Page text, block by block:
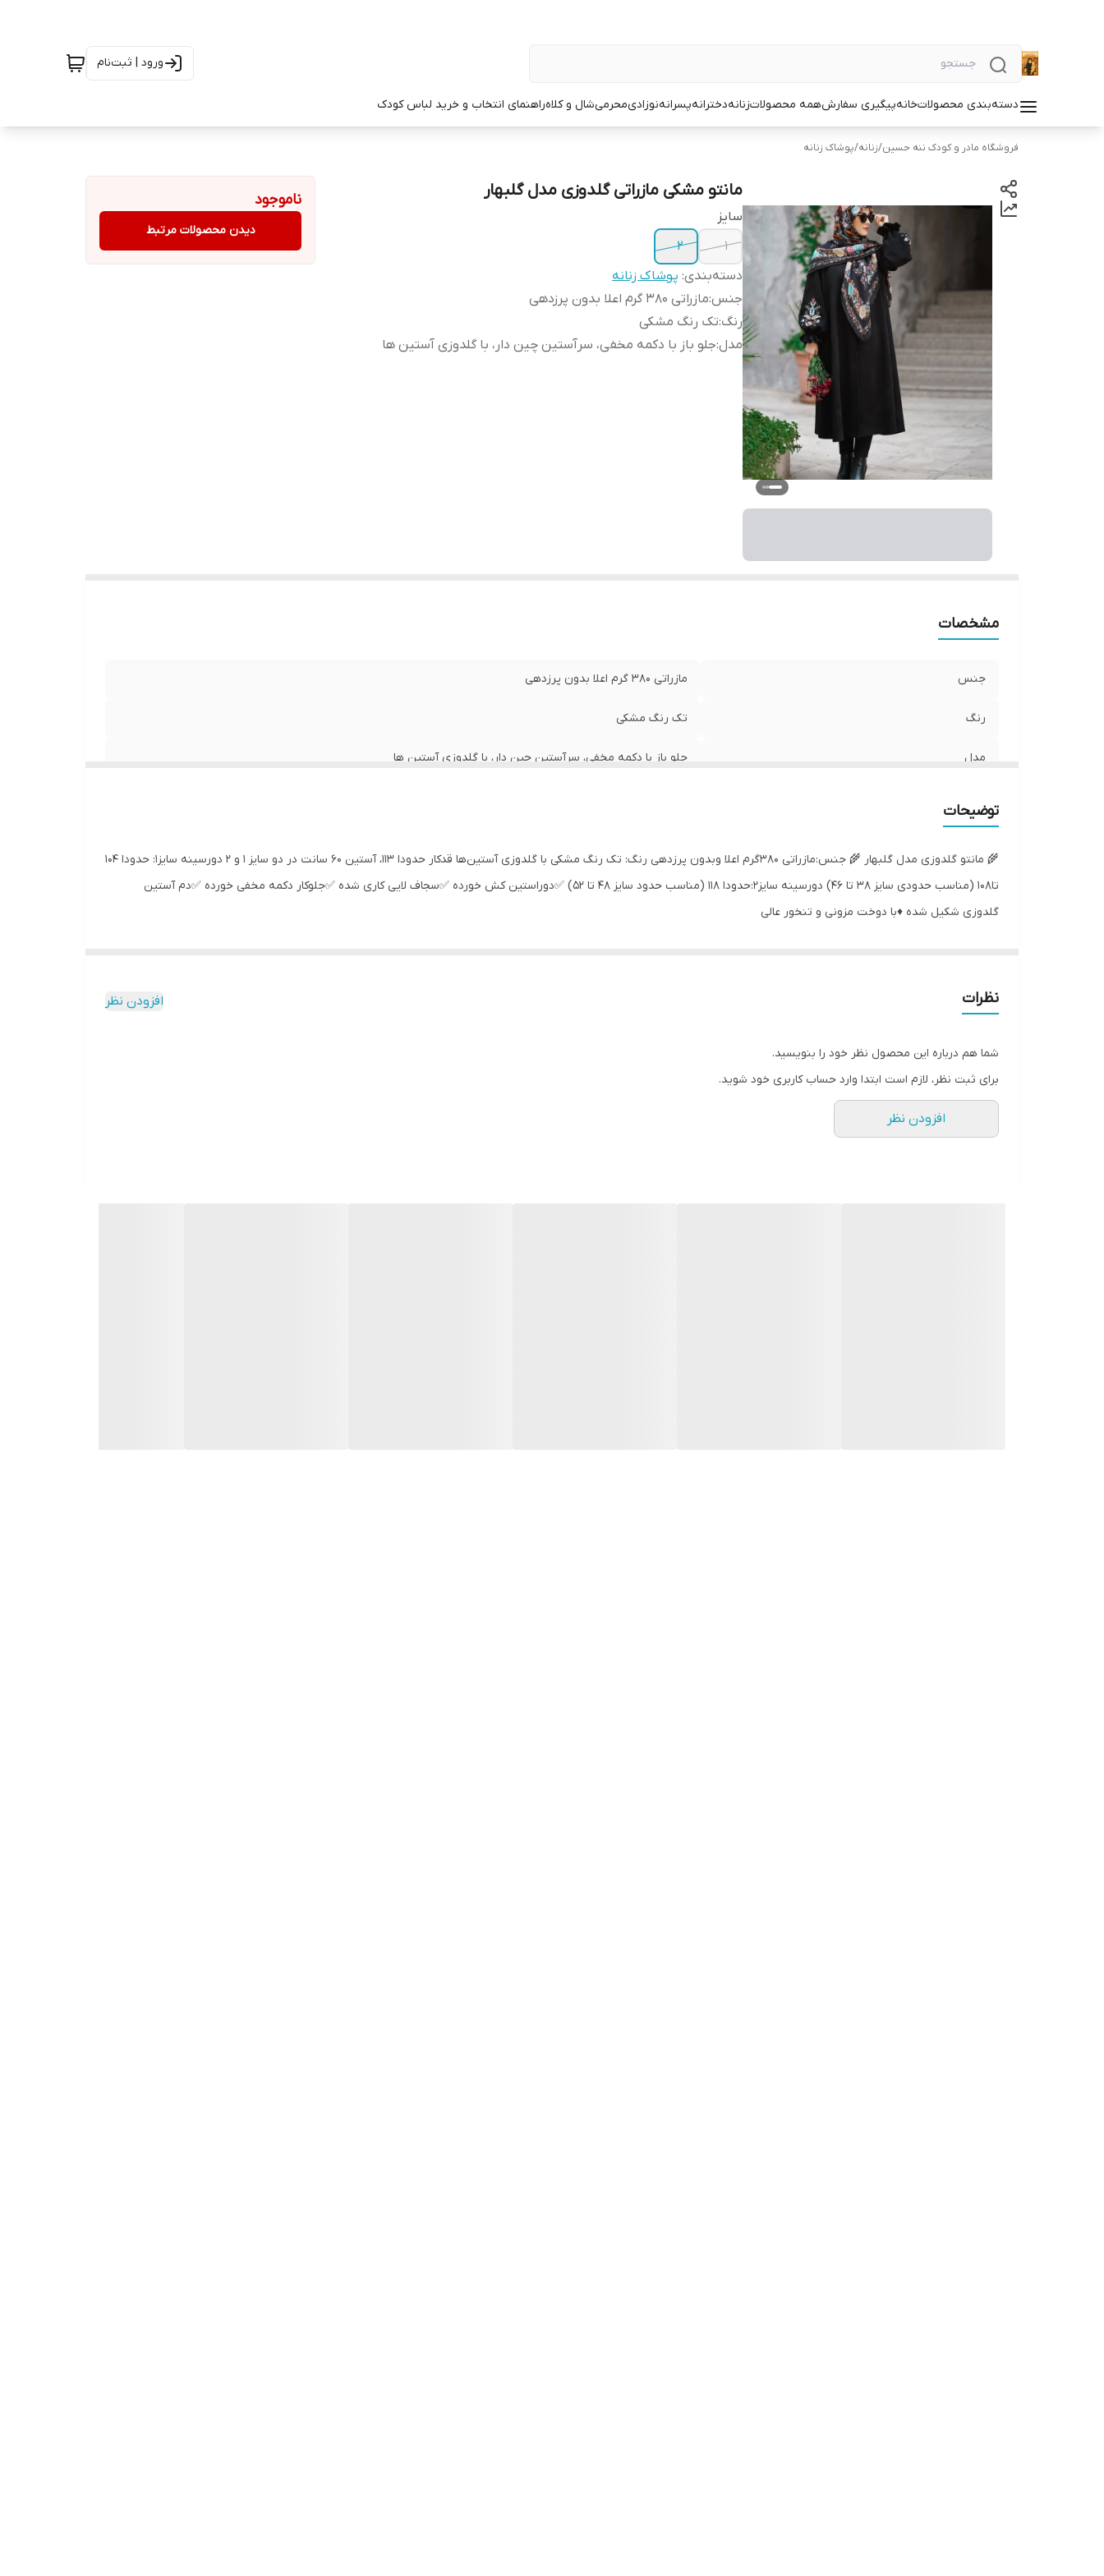
ورود | ثبت‌نام
دسته‌بندی محصولاتخانهپیگیری سفارشهمه محصولاتزنانهدخترانهپسرانهنوزادیمحرمیشال و کلاهراهنمای انتخاب و خرید لباس کودک
فروشگاه مادر و کودک ننه حسین/زنانه/پوشاک زنانه
مانتو مشکی مازراتی گلدوزی مدل گلبهار
سایز
۱
۲
دسته‌بندی: پوشاک زنانه
جنس:مازراتی ۳۸۰ گرم اعلا بدون پرزدهی
رنگ:تک رنگ مشکی
مدل:جلو باز با دکمه مخفی، سرآستین چین دار، با گلدوزی آستین ها
ناموجود
دیدن محصولات مرتبط
مشخصات
جنس مازراتی ۳۸۰ گرم اعلا بدون پرزدهی
رنگ تک رنگ مشکی
مدل جلو باز با دکمه مخفی، سرآستین چین دار، با گلدوزی آستین ها
توضیحات
🌾 مانتو گلدوزی مدل گلبهار 🌾 جنس:مازراتی ۳۸۰گرم اعلا وبدون پرزدهی رنگ: تک رنگ مشکی با گلدوزی آستین‌ها قدکار حدودا ۱۱۳، آستین ۶۰ سانت در دو سایز ۱ و ۲ دورسینه سایز۱: حدودا ۱۰۴
تا۱۰۸ (مناسب حدودی سایز ۳۸ تا ۴۶) دورسینه سایز۲:حدودا ۱۱۸ (مناسب حدود سایز ۴۸ تا ۵۲) ✅دوراستین کش خورده ✅سجاف لایی کاری شده ✅جلوکار دکمه مخفی خورده ✅دم آستین
گلدوزی شکیل شده ♦️با دوخت مزونی و تنخور عالی
نظرات افزودن نظر
شما هم درباره این محصول نظر خود را بنویسید.
برای ثبت نظر، لازم است ابتدا وارد حساب کاربری خود شوید.
افزودن نظر